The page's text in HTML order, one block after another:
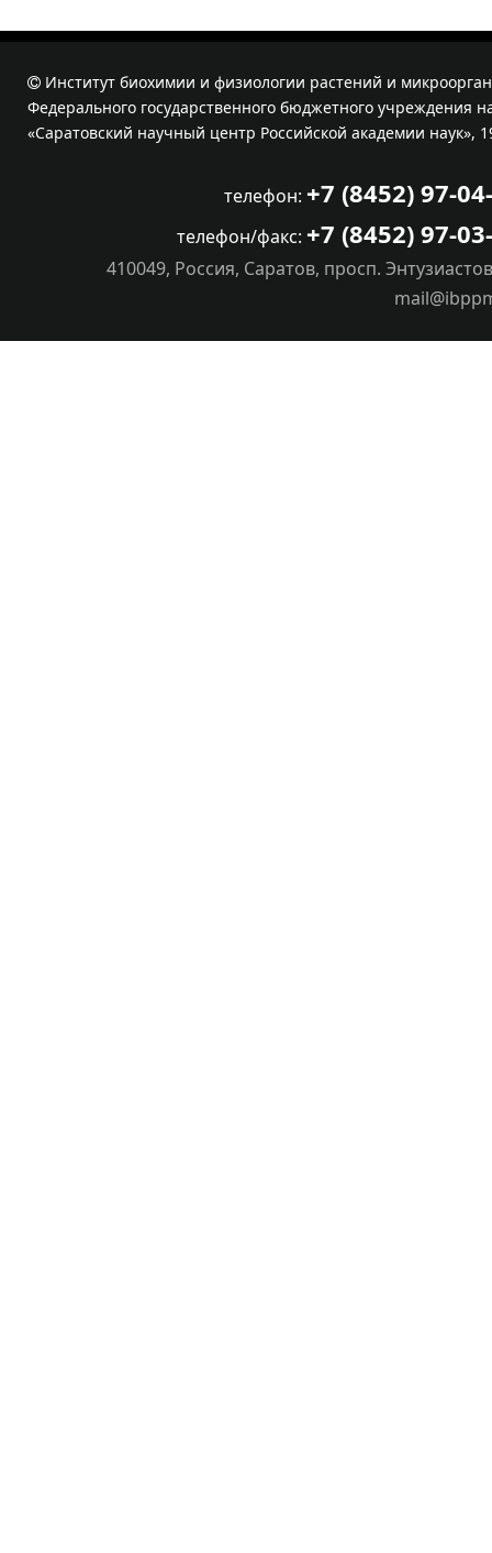
Институт биохимии и физиологии растений и
Федерального государственного бюджетного учреждения
«Саратовский научный центр Российской академии наук»,
телефон: +7 (8452) 97-
телефон/факс: +7 (8452) 97-
410049, Россия, Саратов, просп.